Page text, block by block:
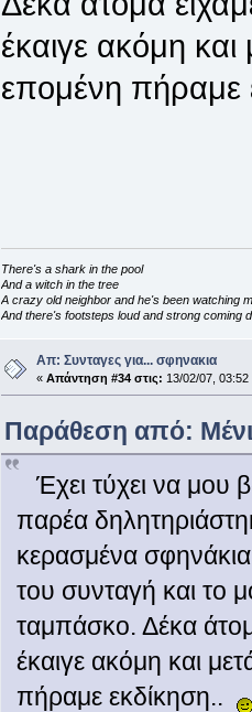
έκαιγε ακόμη
επομένη
There's a shark in the pool
And a witch in the tree
A crazy old neighbor and he's been watching
And there's footsteps loud and strong coming
Απ: Συνταγες για... σφηνακια
« Απάντηση #34 στις: 13/02/07, 03:52
Παράθεση από:
Έχει τύχει να μου
παρέα
κερασμένα
του συνταγή και το
ταμπάσκο. Δέκα
έκαιγε ακόμη και
πήραμε εκδίκηση..